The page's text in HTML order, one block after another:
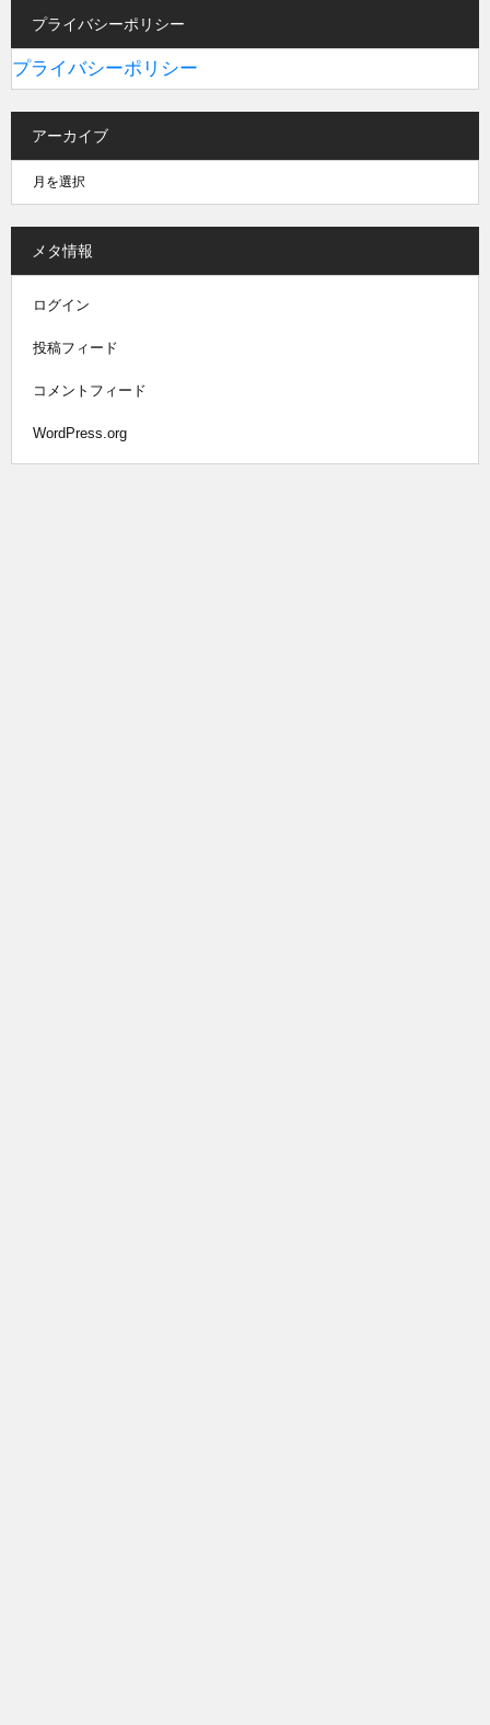
プライバシーポリシー
プライバシーポリシー
アーカイブ
メタ情報
ログイン
投稿フィード
コメントフィード
WordPress.org